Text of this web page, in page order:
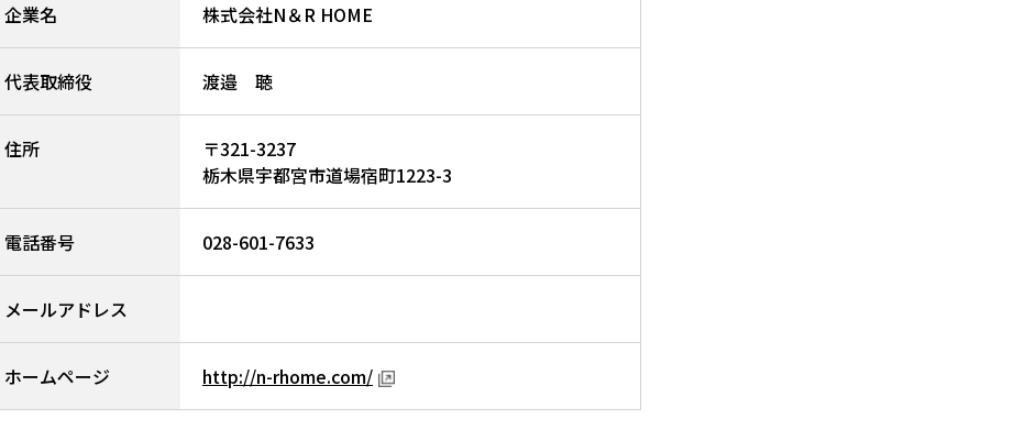
企業名 株式会社N＆R HOME
代表取締役 渡邉 聴
住所
〒321-3237
栃木県宇都宮市道場宿町1223-3
電話番号 028-601-7633
メールアドレス
ホームページ http://n-rhome.com/